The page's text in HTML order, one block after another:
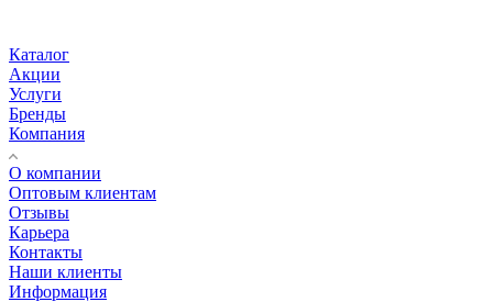
Каталог
Акции
Услуги
Бренды
Компания
О компании
Оптовым клиентам
Отзывы
Карьера
Контакты
Наши клиенты
Информация